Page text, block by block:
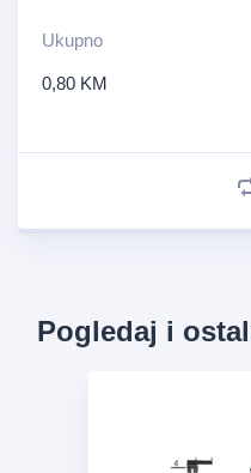
Ukupno
0,80 KM
Pogledaj i